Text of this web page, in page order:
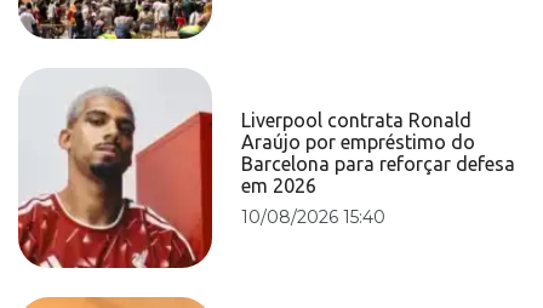
Liverpool contrata Ronald
Araújo por empréstimo do
Barcelona para reforçar defesa
em 2026
10/08/2026 15:40